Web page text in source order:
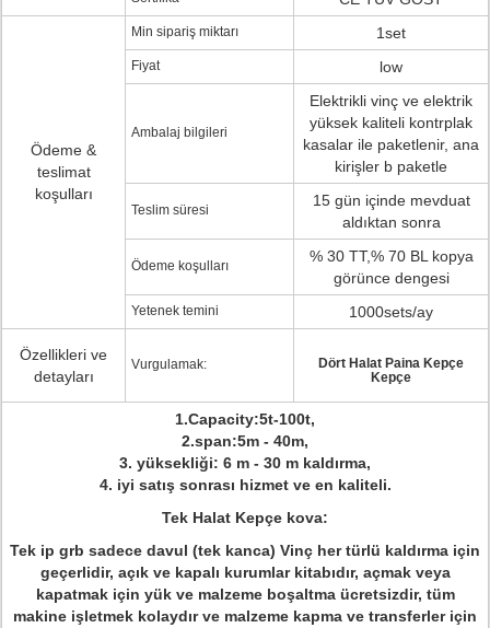
Ödeme &
teslimat
koşulları
Min sipariş miktarı 1set
Fiyat low
Ambalaj bilgileri
Elektrikli vinç ve elektrik
yüksek kaliteli kontrplak
kasalar ile paketlenir, ana
kirişler b paketle
Teslim süresi
15 gün içinde mevduat
aldıktan sonra
Ödeme koşulları
% 30 TT,% 70 BL kopya
görünce dengesi
Yetenek temini 1000sets/ay
Özellikleri ve
detayları
Vurgulamak:
Dört Halat Paina Kepçe
Kepçe
1.Capacity:5t-100t,
2.span:5m - 40m,
3. yüksekliği: 6 m - 30 m kaldırma,
4. iyi satış sonrası hizmet ve en kaliteli.
Tek Halat Kepçe kova:
Tek ip grb sadece davul (tek kanca) Vinç her türlü kaldırma için
geçerlidir, açık ve kapalı kurumlar kitabıdır, açmak veya
kapatmak için yük ve malzeme boşaltma ücretsizdir, tüm
makine işletmek kolaydır ve malzeme kapma ve transferler için